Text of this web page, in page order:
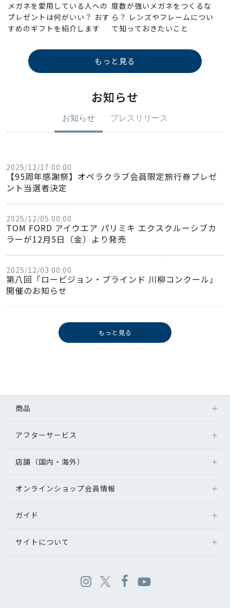
メガネを愛用している人への
プレゼントは何がいい？ おす
すめのギフトを紹介します
度数が強いメガネをつくるな
ら？ レンズやフレームについ
て知っておきたいこと
もっと見る
お知らせ
お知らせ プレスリリース
2025/12/17 00:00
【95周年感謝祭】オペラクラブ会員限定旅行券プレゼ
ント当選者決定
2025/12/05 00:00
TOM FORD アイウエア パリミキ エクスクルーシブカ
ラーが12月5日（金）より発売
2025/12/03 00:00
第八回「ロービジョン・ブラインド 川柳コンクール」
開催のお知らせ
もっと見る
商品
アフターサービス
店舗（国内・海外）
オンラインショップ会員情報
ガイド
サイトについて